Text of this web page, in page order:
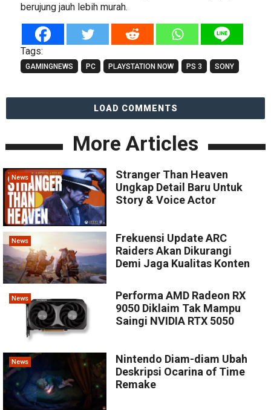
berujung jauh lebih murah.
Tags:
GAMINGNEWS PC PLAYSTATION NOW PS 3 SONY
LOAD COMMENTS
More Articles
News
Stranger Than Heaven
Ungkap Detail Baru Untuk
Story & Voice Actor
News
Frekuensi Update ARC
Raiders Akan Dikurangi
Demi Jaga Kualitas Konten
News
Performa AMD Radeon RX
9050 Diklaim Tak Mampu
Saingi NVIDIA RTX 5050
News
Nintendo Diam-diam Ubah
Deskripsi Ocarina of Time
Remake